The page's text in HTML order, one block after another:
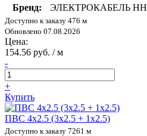
Бренд:
ЭЛЕКТРОКАБЕЛЬ НН
Доступно к заказу 476 м
Обновлено 07.08.2026
Цена:
154.56 руб. / м
-
+
Купить
ПВС 4х2.5 (3х2.5 + 1х2.5)
Доступно к заказу 7261 м